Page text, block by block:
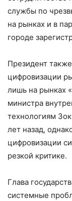
службы по
на рынках и в
городе
Президент
цифровизации
лишь на рынках
министра
технологиям
лет назад,
цифровизации
резкой критике.
Глава
системные